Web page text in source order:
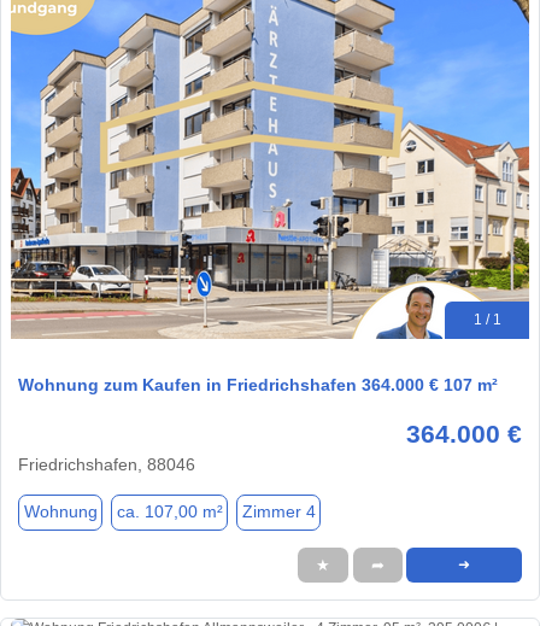
1 / 1
Wohnung zum Kaufen in Friedrichshafen 364.000 € 107 m²
364.000 €
Friedrichshafen, 88046
Wohnung ca. 107,00 m² Zimmer 4
★ ➦ ➜